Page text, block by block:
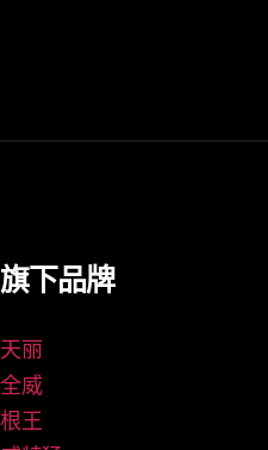
旗下品牌
天丽
全威
根王